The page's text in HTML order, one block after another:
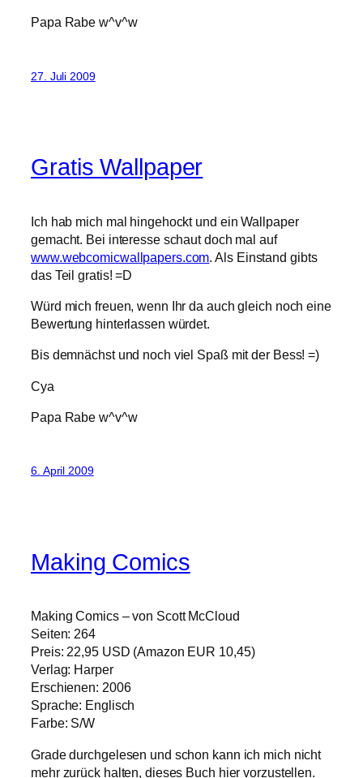
Papa Rabe w^v^w
27. Juli 2009
Gratis Wallpaper
Ich hab mich mal hingehockt und ein Wallpaper
gemacht. Bei interesse schaut doch mal auf
www.webcomicwallpapers.com. Als Einstand gibts
das Teil gratis! =D
Würd mich freuen, wenn Ihr da auch gleich noch eine
Bewertung hinterlassen würdet.
Bis demnächst und noch viel Spaß mit der Bess! =)
Cya
Papa Rabe w^v^w
6. April 2009
Making Comics
Making Comics – von Scott McCloud
Seiten: 264
Preis: 22,95 USD (Amazon EUR 10,45)
Verlag: Harper
Erschienen: 2006
Sprache: Englisch
Farbe: S/W
Grade durchgelesen und schon kann ich mich nicht
mehr zurück halten, dieses Buch hier vorzustellen.